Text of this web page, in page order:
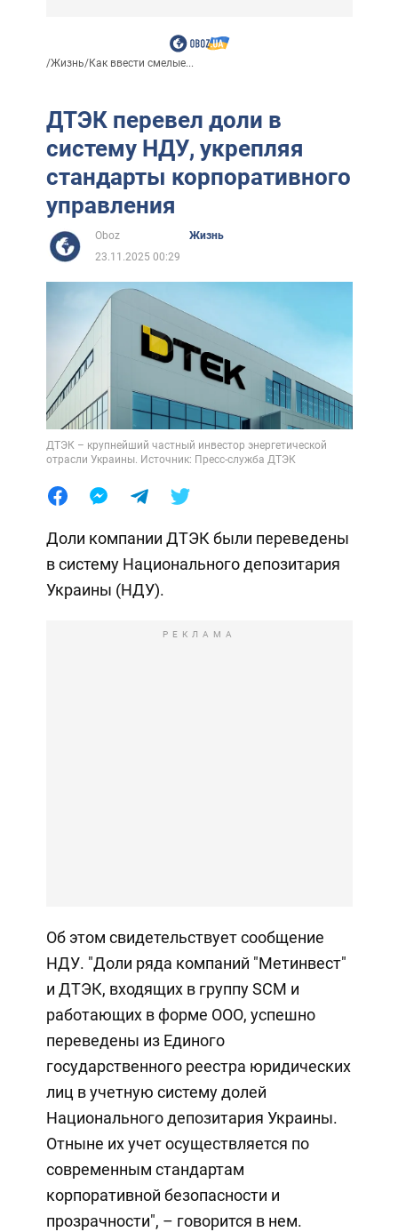
/Жизнь/Как ввести смелые...
ДТЭК перевел доли в
систему НДУ, укрепляя
стандарты корпоративного
управления
Oboz
Жизнь
23.11.2025 00:29
ДТЭК – крупнейший частный инвестор энергетической
отрасли Украины. Источник: Пресс-служба ДТЭК
Доли компании ДТЭК были переведены
в систему Национального депозитария
Украины (НДУ).
РЕКЛАМА
Об этом свидетельствует сообщение
НДУ. "Доли ряда компаний "Метинвест"
и ДТЭК, входящих в группу SCM и
работающих в форме ООО, успешно
переведены из Единого
государственного реестра юридических
лиц в учетную систему долей
Национального депозитария Украины.
Отныне их учет осуществляется по
современным стандартам
корпоративной безопасности и
прозрачности", – говорится в нем.